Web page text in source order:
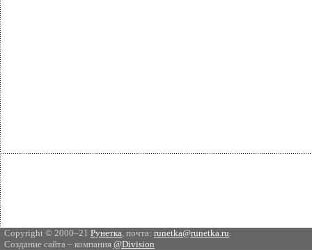
Copyright © 2000–21 Рунетка, почта: runetka@runetka.ru.
Создание сайта – компания @Division